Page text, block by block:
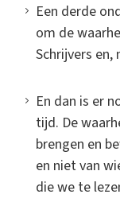
Een derde
om de
Schrijvers
En dan is er
tijd. De
brengen en
en niet van
die we te